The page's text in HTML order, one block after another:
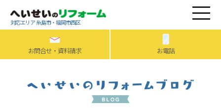
対応エリア 糸島市・福岡市西区
お問合せ・資料請求 お電話